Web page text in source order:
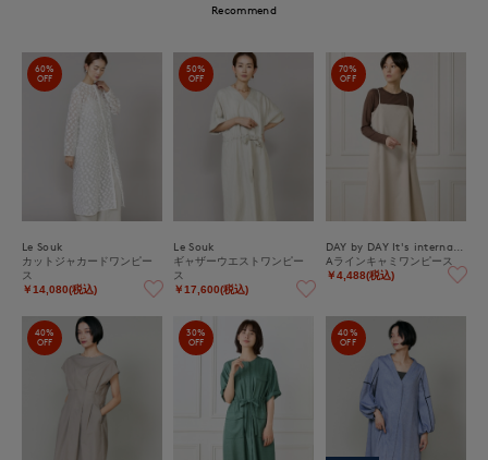
Recommend
60%
OFF
Le Souk
カットジャカードワンピー
ス
￥14,080(税込)
50%
OFF
Le Souk
ギャザーウエストワンピー
ス
￥17,600(税込)
70%
OFF
Aラインキャミワンピース
￥4,488(税込)
40%
OFF
30%
OFF
40%
OFF